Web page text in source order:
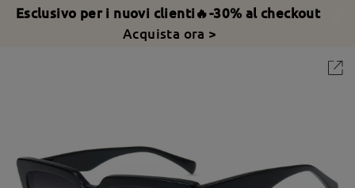
Esclusivo per i nuovi clienti🔥-30% al checkout
Acquista ora >